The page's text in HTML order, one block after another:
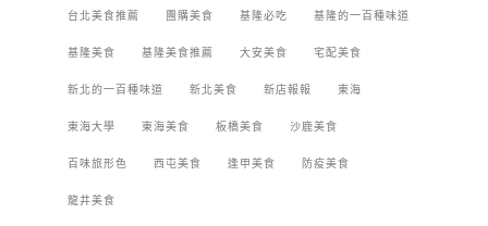
台北美食推薦 團購美食 基隆必吃 基隆的一百種味道
基隆美食 基隆美食推薦 大安美食 宅配美食
新北的一百種味道 新北美食 新店報報 東海
東海大學 東海美食 板橋美食 沙鹿美食
百味旅形色 西屯美食 逢甲美食 防疫美食
龍井美食